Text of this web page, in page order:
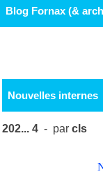
Blog Fornax (&
Nouvelles internes
202... 4 - parcls